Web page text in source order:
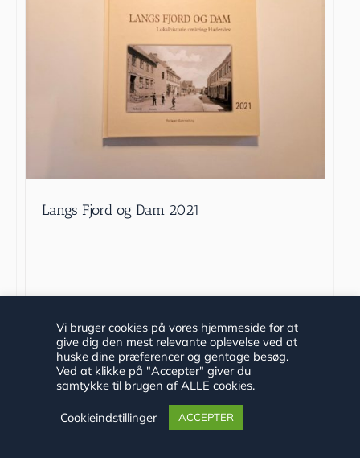
Langs Fjord og Dam 2021
Vurderet
ud af 5
Tilføj til kurv Detaljer
Vi bruger cookies på vores hjemmeside for at
give dig den mest relevante oplevelse ved at
huske dine præferencer og gentage besøg.
Ved at klikke på "Accepter" giver du
samtykke til brugen af ALLE cookies.
Cookieindstillinger ACCEPTER